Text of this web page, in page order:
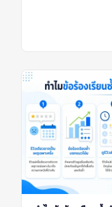
ทางการร่วมกัน แล้วตรว
และข้อมูลจากหลายแหล่ง
จากผู้เข้าพักมากกว่ารูปท
เข้าพักมากกว่ารูปทางกา
น่าใช้เป็นข้อมูลประกอบก
ที่พักหรือแพลตฟอร์มจัดทำ
ถ่ายและแนบไว้ในรีวิว รู
พื้นที่ให้ดูพร้อมที่สุด จึงช่ว
โครงสร้างบ้าน สไตล์กา
หลัก แต่ข้อจำกัดคืออาจไ
หรือถ่ายเฉพาะมุมที่ดีที่สุด
ธรรมชาติมากกว่า เห็นสภ
เล่น ห้องน้ำที่ใช้งานจริง พื้